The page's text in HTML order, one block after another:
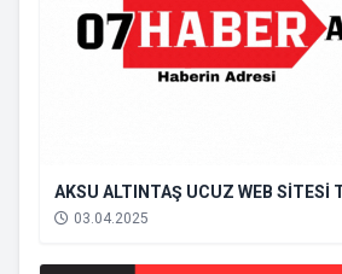
AKSU ALTINTAŞ UCUZ WEB SİTESİ
03.04.2025